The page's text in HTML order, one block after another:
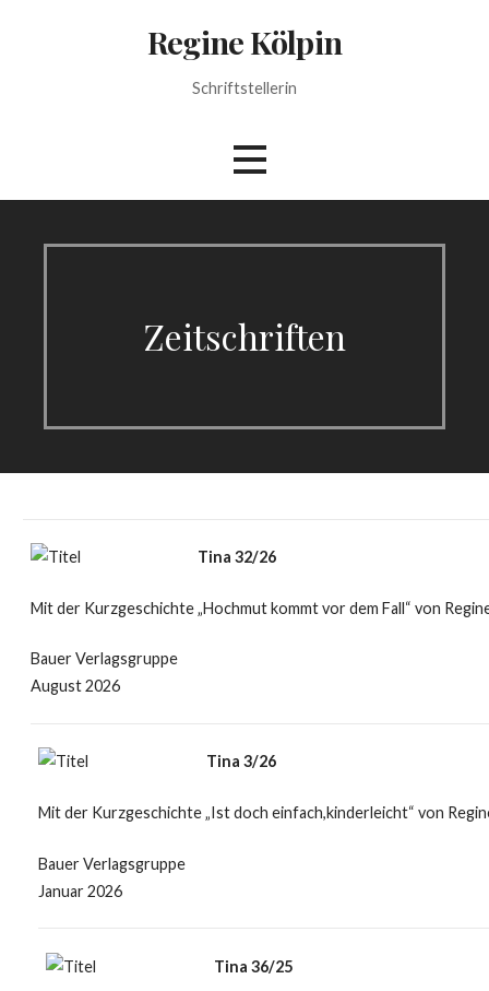
Regine Kölpin
Schriftstellerin
Zeitschriften
Tina 32/26
Mit der Kurzgeschichte „Hochmut kommt vor dem Fall“ von
Bauer Verlagsgruppe
August 2026
Tina 3/26
Mit der Kurzgeschichte „Ist doch einfach,kinderleicht“ von
Bauer Verlagsgruppe
Januar 2026
Tina 36/25